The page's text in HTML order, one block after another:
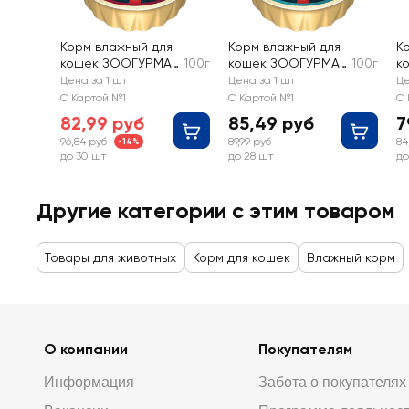
Корм влажный для
кошек ЗООГУРМАН
Holistic с
телятиной и
100г
Цена за 1 шт
С Картой №1
82,99 руб
96,84 руб -14%
до 30 шт
Корм влажный для
кошек ЗООГУРМАН
Holistic с кроликом
и индейкой
100г
Цена за 1 шт
С Картой №1
85,49 руб
89,99 руб
до 28 шт
С
Другие категории с этим товаром
Товары для животных Корм для кошек Влажный корм
О компании
Информация
Покупателям
Забота о покупателях